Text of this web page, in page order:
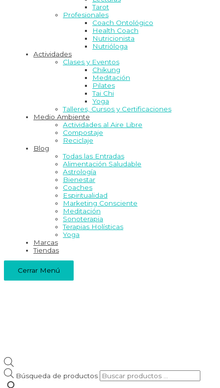
Tarot
Profesionales
Coach Ontológico
Health Coach
Nutricionista
Nutrióloga
Actividades
Clases y Eventos
Chikung
Meditación
Pilates
Tai Chi
Yoga
Talleres, Cursos y Certificaciones
Medio Ambiente
Actividades al Aire Libre
Compostaje
Reciclaje
Blog
Todas las Entradas
Alimentación Saludable
Astrología
Bienestar
Coaches
Espiritualidad
Marketing Consciente
Meditación
Sonoterapia
Terapias Holísticas
Yoga
Marcas
Tiendas
Cerrar Menú
Búsqueda de productos